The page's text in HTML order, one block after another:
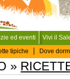
tipiche Dove
ed eventi Vivi il
»